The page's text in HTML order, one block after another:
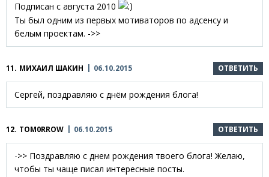
Подписан с августа 2010
Ты был одним из первых мотиваторов по адсенсу и
белым проектам. ->>
11. МИХАИЛ ШАКИН 06.10.2015 ОТВЕТИТЬ
Сергей, поздравляю с днём рождения блога!
12. TOM0RROW 06.10.2015 ОТВЕТИТЬ
->> Поздравляю с днем рождения твоего блога! Желаю,
чтобы ты чаще писал интересные посты.